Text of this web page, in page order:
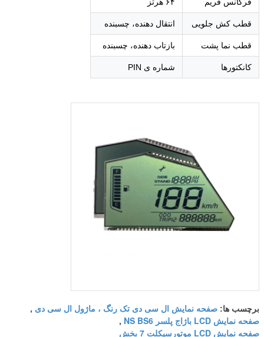
قطب کش جلویی انتقال دهنده، چسبنده
قطب نما پشت بازتاب دهنده، چسبنده
کانکتورها شماره ی PIN
برچسب ها: صفحه نمایش ال سی دی تک رنگ ، ماژول ال سی دی ,
صفحه نمایش LCD باژاج پلسر NS BS6 ,
صفحه نمایش LCD موتورسیکلت 7 بخش